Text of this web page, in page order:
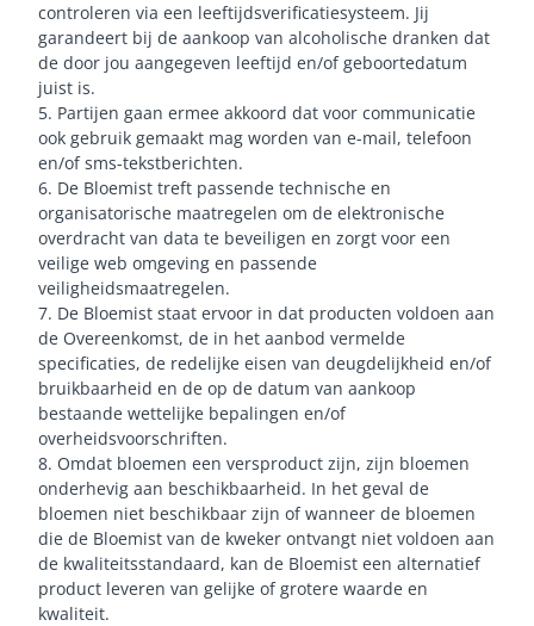
controleren via een leeftijdsverificatiesysteem. Jij
garandeert bij de aankoop van alcoholische dranken dat
de door jou aangegeven leeftijd en/of geboortedatum
juist is.
5. Partijen gaan ermee akkoord dat voor communicatie
ook gebruik gemaakt mag worden van e-mail, telefoon
en/of sms-tekstberichten.
6. De Bloemist treft passende technische en
organisatorische maatregelen om de elektronische
overdracht van data te beveiligen en zorgt voor een
veilige web omgeving en passende
veiligheidsmaatregelen.
7. De Bloemist staat ervoor in dat producten voldoen aan
de Overeenkomst, de in het aanbod vermelde
specificaties, de redelijke eisen van deugdelijkheid en/of
bruikbaarheid en de op de datum van aankoop
bestaande wettelijke bepalingen en/of
overheidsvoorschriften.
8. Omdat bloemen een versproduct zijn, zijn bloemen
onderhevig aan beschikbaarheid. In het geval de
bloemen niet beschikbaar zijn of wanneer de bloemen
die de Bloemist van de kweker ontvangt niet voldoen aan
de kwaliteitsstandaard, kan de Bloemist een alternatief
product leveren van gelijke of grotere waarde en
kwaliteit.